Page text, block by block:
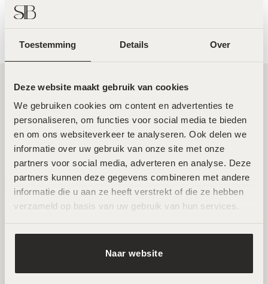
Toestemming Details Over
Deze website maakt gebruik van cookies
We gebruiken cookies om content en advertenties te
personaliseren, om functies voor social media te bieden
en om ons websiteverkeer te analyseren. Ook delen we
informatie over uw gebruik van onze site met onze
partners voor social media, adverteren en analyse. Deze
partners kunnen deze gegevens combineren met andere
informatie die u aan ze heeft verstrekt of die ze hebben
verzameld op basis van uw gebruik van hun services.
Naar website
€42,00
Twee toplocaties in Amsterdam Noord en
Zuid
Wij ontvangen je graag in een van onze twee
hoogwaardige salons in Amsterdam Noord en Zuid.
Hier werken ervaren specialisten met de nieuwste
technieken voor huidverbetering. Beide locaties zijn
parkeermogelijkheden.